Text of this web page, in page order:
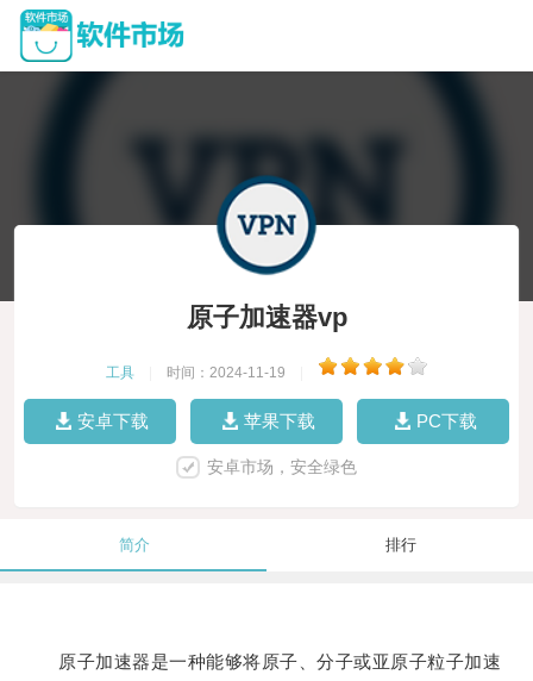
原子加速器vp
工具 时间：2024-11-19
安卓下载 苹果下载 PC下载
安卓市场，安全绿色
简介 排行
原子加速器是一种能够将原子、分子或亚原子粒子加速